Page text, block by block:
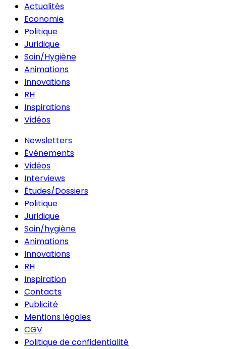
Actualités
Economie
Politique
Juridique
Soin/Hygiène
Animations
Innovations
RH
Inspirations
Vidéos
Newsletters
Événements
Vidéos
Interviews
Études/Dossiers
Politique
Juridique
Soin/hygiène
Animations
Innovations
RH
Inspiration
Contacts
Publicité
Mentions légales
CGV
Politique de confidentialité